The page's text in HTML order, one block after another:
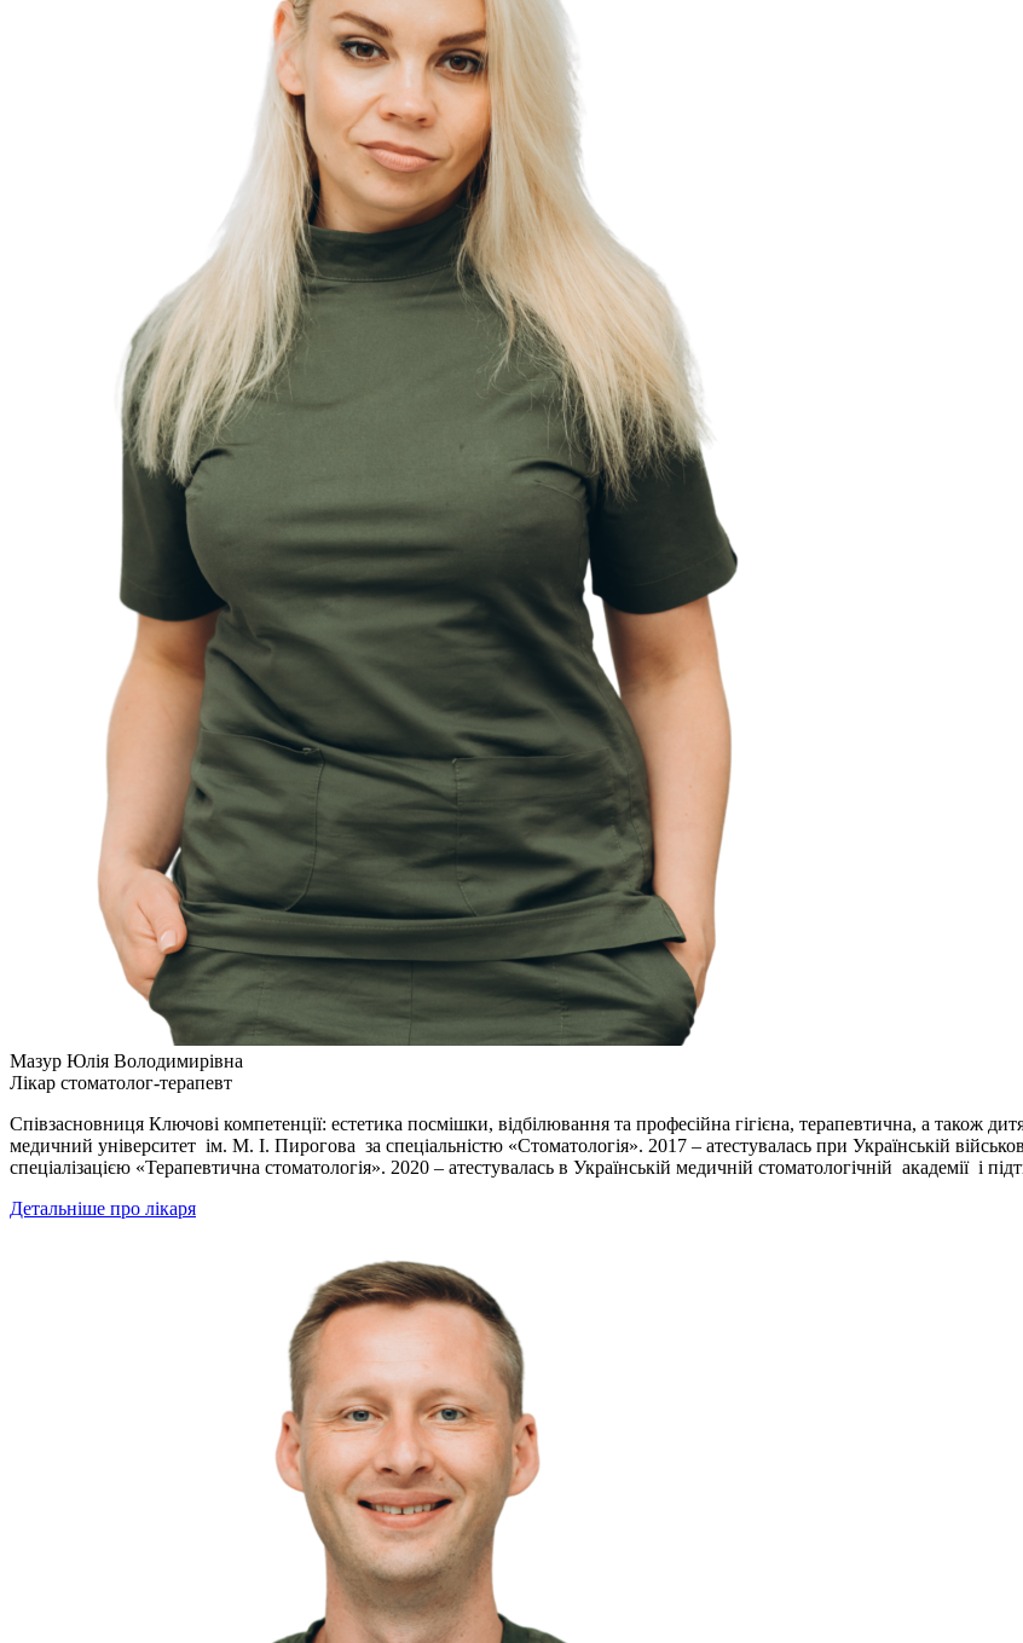
Мазур Юлія Володимирівна
Лікар стоматолог-терапевт
Співзасновниця Ключові компетенції: естетика посмішки, відбілювання та професійна гігієна, терапевтична, а також
медичний університет ім. М. І. Пирогова за спеціальністю «Стоматологія». 2017 – атестувалась при Українській
спеціалізацією «Терапевтична стоматологія». 2020 – атестувалась в Українській медичній стоматологічній академії і
Детальніше про лікаря